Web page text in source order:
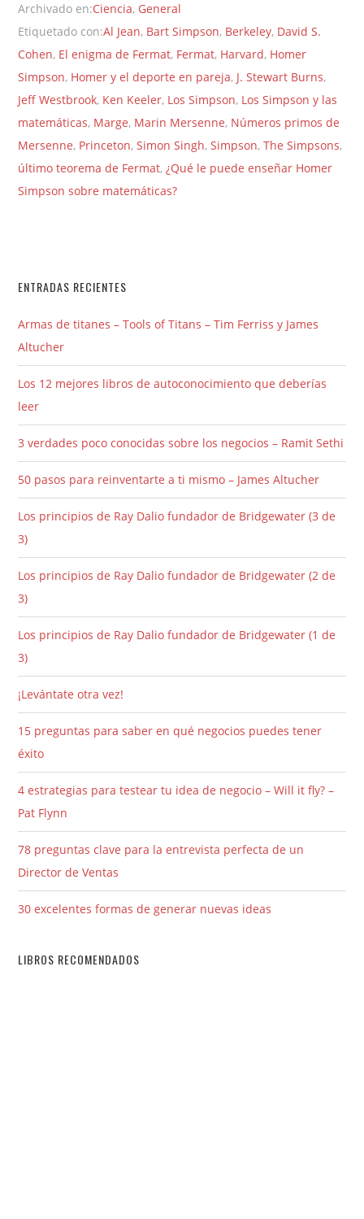
Archivado en:Ciencia, General
Etiquetado con:Al Jean, Bart Simpson, Berkeley, David S.
Cohen, El enigma de Fermat, Fermat, Harvard, Homer
Simpson, Homer y el deporte en pareja, J. Stewart Burns,
Jeff Westbrook, Ken Keeler, Los Simpson, Los Simpson y las
matemáticas, Marge, Marin Mersenne, Números primos de
Mersenne, Princeton,Simon Singh,Simpson,The Simpsons,
último teorema de Fermat,¿Qué le puede enseñar Homer
Simpson sobre matemáticas?
ENTRADAS RECIENTES
Armas de titanes – Tools of Titans – Tim Ferriss y James
Altucher
Los 12 mejores libros de autoconocimiento que deberías
leer
3 verdades poco conocidas sobre los negocios – Ramit Sethi
50 pasos para reinventarte a ti mismo – James Altucher
Los principios de Ray Dalio fundador de Bridgewater (3 de
3)
Los principios de Ray Dalio fundador de Bridgewater (2 de
3)
Los principios de Ray Dalio fundador de Bridgewater (1 de
3)
¡Levántate otra vez!
15 preguntas para saber en qué negocios puedes tener
éxito
4 estrategias para testear tu idea de negocio – Will it fly? –
Pat Flynn
78 preguntas clave para la entrevista perfecta de un
Director de Ventas
30 excelentes formas de generar nuevas ideas
LIBROS RECOMENDADOS